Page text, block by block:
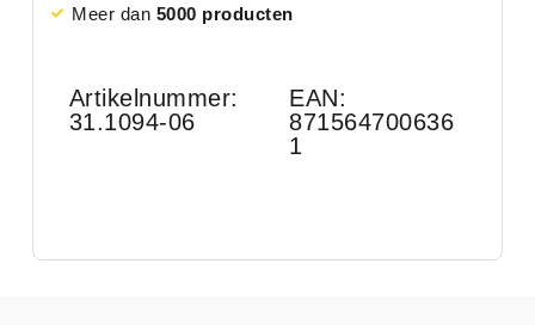
Meer dan 5000 producten
Artikelnummer:
31.1094-06
EAN:
871564700636
1